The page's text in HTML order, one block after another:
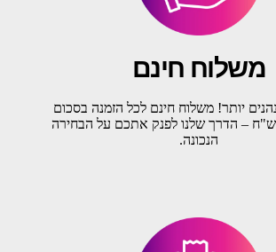
משלוח חינם
יותר! משלוח חינם לכל הזמנה בסכום
של מעל 500 ש"ח – הדרך שלנו לפנק אתכם על הבחירה
הנכונה.